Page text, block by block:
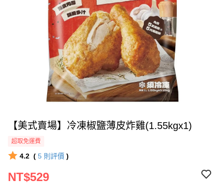
【美式賣場】冷凍椒鹽薄皮炸雞(1.55kgx1)
超取免運費
4.2 ( 5 則評價 )
NT$529